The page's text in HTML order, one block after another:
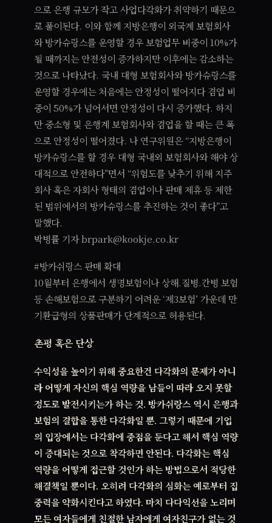
으로 은행 규모가 작고 사업다각화가 취약하기 때문으
로 풀이된다. 이와 함께 지방은행이 외국계 보험회사
와 방카슈랑스를 운영할 경우 보험업무 비중이 10%가
될 때까지는 안전성이 증가하지만 이후에는 감소하는
것으로 나타났다. 국내 대형 보험회사와 방카슈랑스를
운영할 경우에는 처음에는 안정성이 떨어지다 겸업 비
중이 50%가 넘어서면 안정성이 다시 증가했다. 하지
만 중소형 및 은행계 보험회사와 겸업을 할 때는 큰 폭
으로 안정성이 떨어졌다. 나 연구위원은 “지방은행이
방카슈랑스를 할 경우 대형 국내외 보험회사와 해야 상
대적으로 안전하다”면서 “위험도를 낮추기 위해 지주
회사 혹은 자회사 형태의 겸업이나 판매 제휴 등 제한
된 범위에서의 방카슈랑스를 추진하는 것이 좋다”고
말했다.
박병률 기자 brpark@kookje.co.kr
#방카쉬랑스 판매 확대
10월부터 은행에서 생명보험이나 상해.질병.간병 보험
등 손해보험으로 구분하기 어려운 ‘제3보험’ 가운데 만
기환급형의 상품판매가 단계적으로 허용된다.
촌평 혹은 단상
수익성을 높이기 위해 중요한건 다각화의 문제가 아니
라 어떻게 자신의 핵심 역량을 남들이 따라 오지 못할
정도로 발전시키는가 하는 것. 방카쉬랑스 역시 은행과
보험의 결합을 통한 다각화일 뿐. 그렇기 때문에 기업
의 입장에서는 다각화에 중점을 둔다고 해서 핵심 역량
이 증대되는 것으로 착각하면 안된다. 다각화는 핵심
역량을 어떻게 접근할 것인가 하는 방법으로서 적당한
해결책일 뿐이다. 오히려 다각화의 심화는 예로부터 집
중력을 약화시킨다고 하였다. 마치 다다익선을 노리며
모든 여자들에게 친절한 남자에게 여자친구가 없는 것